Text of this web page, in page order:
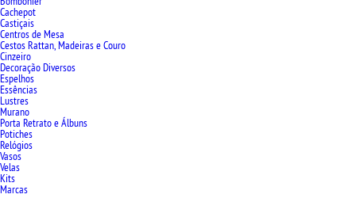
Cachepot
Castiçais
Centros de Mesa
Cestos Rattan, Madeiras e Couro
Cinzeiro
Decoração Diversos
Espelhos
Essências
Lustres
Murano
Porta Retrato e Álbuns
Potiches
Relógios
Vasos
Velas
Kits
Marcas